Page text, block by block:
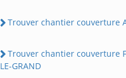
Trouver chantier couverture
Trouver chantier couverture
LE-GRAND